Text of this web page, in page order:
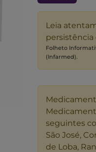
Leia
Folheto
(Infarmed).
seguintes
São José,
de Loba,